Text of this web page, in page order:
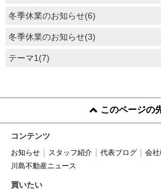
冬季休業のお知らせ(6)
冬季休業のお知らせ(3)
テーマ1(7)
このページの
コンテンツ
お知らせ スタッフ紹介 代表ブログ 会
川島不動産ニュース
買いたい